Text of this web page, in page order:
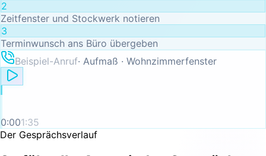
2
Zeitfenster und Stockwerk notieren
3
Terminwunsch ans Büro übergeben
Beispiel-Anruf· Aufmaß · Wohnzimmerfenster
0:001:35
Der Gesprächsverlauf